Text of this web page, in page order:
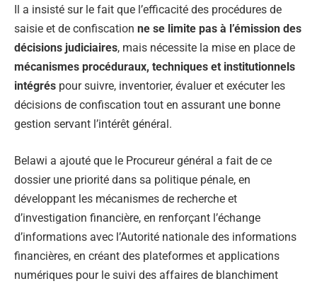
Il a insisté sur le fait que l’efficacité des procédures de
saisie et de confiscation ne se limite pas à l’émission des
décisions judiciaires, mais nécessite la mise en place de
mécanismes procéduraux, techniques et institutionnels
intégrés pour suivre, inventorier, évaluer et exécuter les
décisions de confiscation tout en assurant une bonne
gestion servant l’intérêt général.
Belawi a ajouté que le Procureur général a fait de ce
dossier une priorité dans sa politique pénale, en
développant les mécanismes de recherche et
d’investigation financière, en renforçant l’échange
d’informations avec l’Autorité nationale des informations
financières, en créant des plateformes et applications
numériques pour le suivi des affaires de blanchiment